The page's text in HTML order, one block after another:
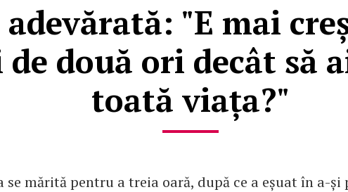
adevărată: "E mai
două ori decât să
toată viața?"
se mărită pentru a treia oară, după ce a eșuat în a-și